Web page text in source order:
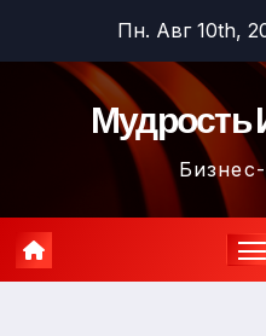
содержимому
Пн. Авг 10th,
Мудрость